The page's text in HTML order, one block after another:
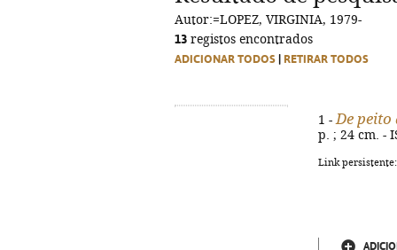
Autor:=LOPEZ, VIRGINIA, 1979-
13 registos encontrados
ADICIONAR TODOS RETIRAR TODOS
1 - De
p. ; 24 cm. -
Link